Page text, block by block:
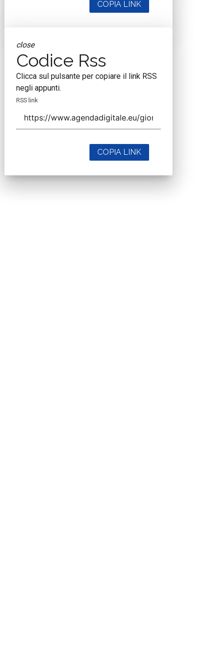
COPIA LINK
close
Codice Rss
Clicca sul pulsante per copiare il link RSS
negli appunti.
RSS link
COPIA LINK